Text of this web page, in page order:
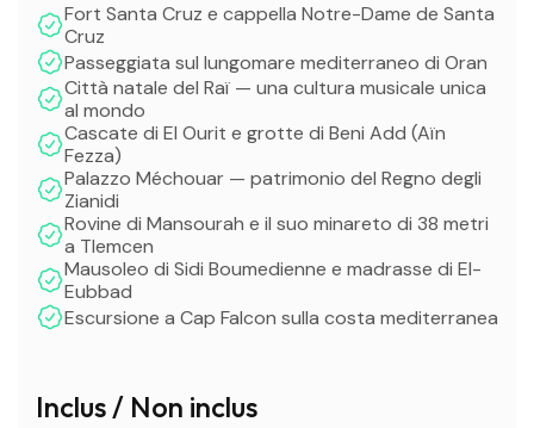
Fort Santa Cruz e cappella Notre-Dame de Santa
Cruz
Passeggiata sul lungomare mediterraneo di Oran
Città natale del Raï — una cultura musicale unica
al mondo
Cascate di El Ourit e grotte di Beni Add (Aïn
Fezza)
Palazzo Méchouar — patrimonio del Regno degli
Zianidi
Rovine di Mansourah e il suo minareto di 38 metri
a Tlemcen
Mausoleo di Sidi Boumedienne e madrasse di El-
Eubbad
Escursione a Cap Falcon sulla costa mediterranea
Inclus / Non inclus